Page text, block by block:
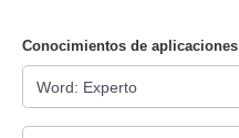
Conocimientos de aplicaciones